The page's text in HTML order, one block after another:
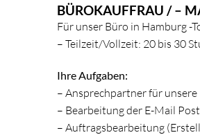
grösseres
Bild
BÜROKAUFFRAU / –
Für unser Büro in Hamburg -
– Teilzeit/Vollzeit: 20 bis 30
Ihre Aufgaben:
– Ansprechpartner für
– Bearbeitung der E-Mail Post
– Auftragsbearbeitung